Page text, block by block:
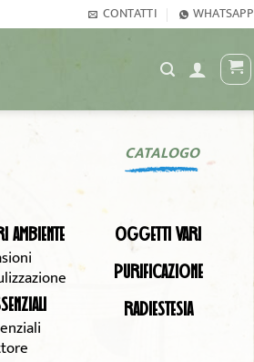
CONTATTI WHATSAPP
CATALOGO
AMBIENTE OGGETTI VARI
PURIFICAZIONE
RADIESTESIA